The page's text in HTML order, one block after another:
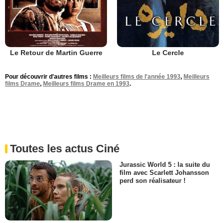
Le Retour de Martin Guerre Le Cercle
Pour découvrir d'autres films : Meilleurs films de l'année 1993, Meilleurs
films Drame, Meilleurs films Drame en 1993.
Toutes les actus Ciné
Jurassic World 5 : la suite du
film avec Scarlett Johansson
perd son réalisateur !